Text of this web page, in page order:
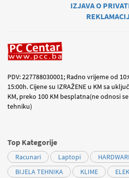
IZJAVA O
PDV: 227788030001; Radno vrijeme od
15:00h. Cijene su IZRAŽENE u KM sa
KM, preko 100 KM besplatna(ne odnosi
tehniku)
Top Kategorije
Racunari Laptopi
BIJELA TEHNIKA
KLIME